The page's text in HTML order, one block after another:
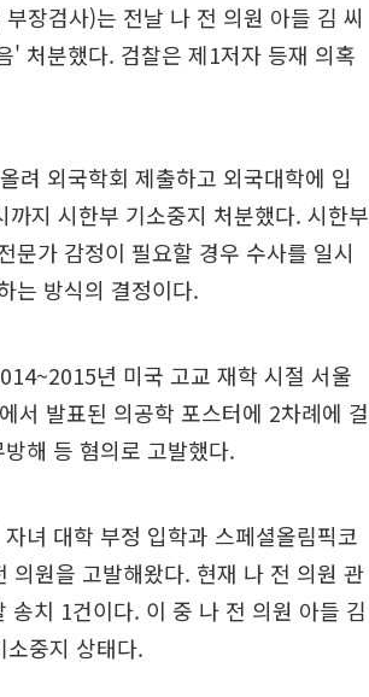
장검사)는 전날 나 전 의원 아들 김 씨
' 처분했다. 검찰은 제1저자 등재 의혹
려 외국학회 제출하고 외국대학에 입
지 시한부 기소중지 처분했다. 시한부
문가 감정이 필요할 경우 수사를 일시
는 방식의 결정이다.
년 미국 고교 재학 시절 서울
서 발표된 의공학 포스터에 2차례에 걸
해 등 혐의로 고발했다.
녀 대학 부정 입학과 스페셜올림픽코
의원을 고발해왔다. 현재 나 전 의원 관
치 1건이다. 이 중 나 전 의원 아들 김
중지 상태다.